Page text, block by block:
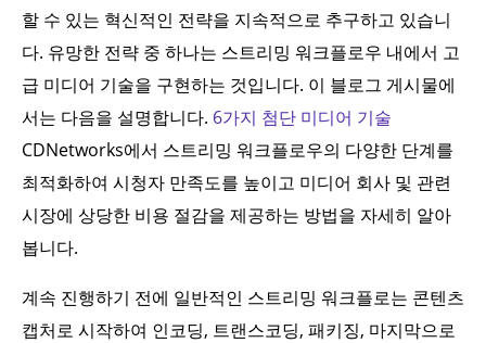
할 수 있는 혁신적인 전략을 지속적으로 추구하고 있습니
다. 유망한 전략 중 하나는 스트리밍 워크플로우 내에서 고
급 미디어 기술을 구현하는 것입니다. 이 블로그 게시물에
서는 다음을 설명합니다. 6가지 첨단 미디어 기술
CDNetworks에서 스트리밍 워크플로우의 다양한 단계를
최적화하여 시청자 만족도를 높이고 미디어 회사 및 관련
시장에 상당한 비용 절감을 제공하는 방법을 자세히 알아
봅니다.
계속 진행하기 전에 일반적인 스트리밍 워크플로는 콘텐츠
캡처로 시작하여 인코딩, 트랜스코딩, 패키징, 마지막으로